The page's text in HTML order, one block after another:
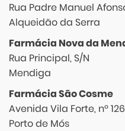
Rua Padre Manuel
Alqueidão da Serra
Farmácia Nova da
Rua Principal, S/N
Mendiga
Farmácia São Cosme
Avenida Vila Forte, nº 126
Porto de Mós